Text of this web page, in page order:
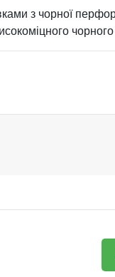
з чорної
чорного